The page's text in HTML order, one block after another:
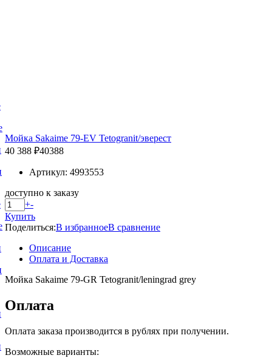
Мойка Sakaime 79-EV Tetogranit/эверест
40 388 ₽40388
Артикул: 4993553
доступно к заказу
+-
Купить
Поделиться:В избранноеВ сравнение
Описание
Оплата и Доставка
Мойка Sakaime 79-GR Tetogranit/leningrad grey
Оплата
Оплата заказа производится в рублях при получении.
Возможные варианты: